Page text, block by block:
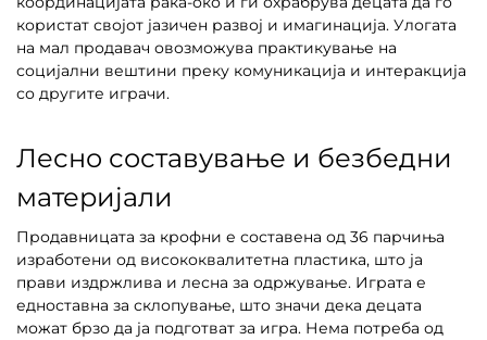
користат својот јазичен развој и имагинација. Улогата
на мал продавач овозможува практикување на
социјални вештини преку комуникација и интеракција
со другите играчи.
Лесно составување и безбедни
материјали
Продавницата за крофни е составена од 36 парчиња
изработени од висококвалитетна пластика, што ја
прави издржлива и лесна за одржување. Играта е
едноставна за склопување, што значи дека децата
можат брзо да ја подготват за игра. Нема потреба од